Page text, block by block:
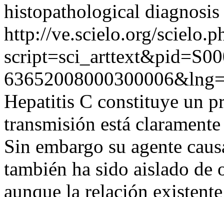
histopathological
http://ve.scielo.org/
Hepatitis C constituye un
transmisión está
Sin embargo su agente
también ha sido aislado
aunque la relación